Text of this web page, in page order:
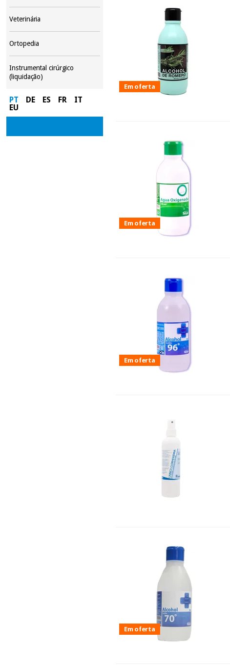
Veterinária
Ortopedia
Instrumental cirúrgico
(liquidação)
PT DE ES FR
IT
EU
Em oferta
Em oferta
Em oferta
Em oferta